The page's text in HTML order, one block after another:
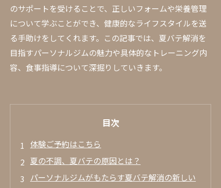
のサポートを受けることで、正しいフォームや栄養管理
について学ぶことができ、健康的なライフスタイルを送
る手助けをしてくれます。この記事では、夏バテ解消を
目指すパーソナルジムの魅力や具体的なトレーニング内
容、食事指導について深掘りしていきます。
目次
体験ご予約はこちら
夏の不調、夏バテの原因とは？
パーソナルジムがもたらす夏バテ解消の新しい